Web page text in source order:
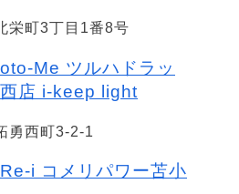
栄町3丁目1番8号
Me ツルハドラッ
店 i-keep light
勇西町3-2-1
i コメリパワー苫小